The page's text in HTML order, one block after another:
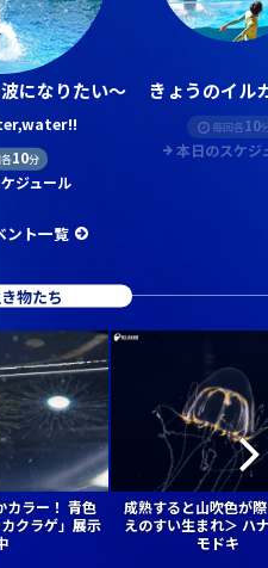
になりたい～
10分
ジュール
きょうのイル
毎回各10
本日のスケジ
ント一覧
物たち
カラー！ 青色
クラゲ」展示
成熟すると山吹色が
えのすい生まれ＞ ハ
モドキ